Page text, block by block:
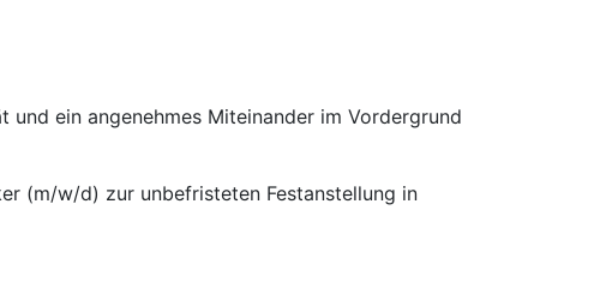
ein angenehmes Miteinander im Vordergrund
(m/w/d) zur unbefristeten Festanstellung in